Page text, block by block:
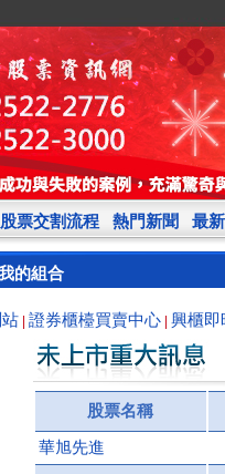
股票交割流程 熱門新聞 最
的組合
證券櫃檯買賣中心 興櫃即
股票名稱
華旭先進